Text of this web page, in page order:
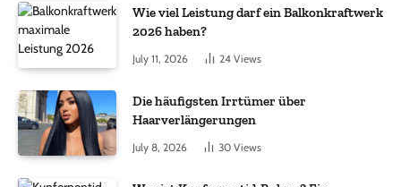
Wie viel Leistung darf ein Balkonkraftwerk
2026 haben?
July 11, 2026 24 Views
Die häufigsten Irrtümer über
Haarverlängerungen
July 8, 2026 30 Views